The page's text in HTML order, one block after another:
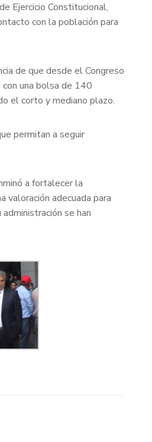
Ejercicio Constitucional,
con la población para
de que desde el Congreso
una bolsa de 140
el corto y mediano plazo.
permitan a seguir
a fortalecer la
valoración adecuada para
se han